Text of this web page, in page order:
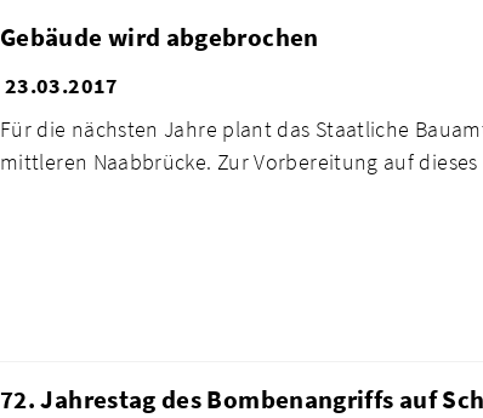
Gebäude wird abgebrochen
23.03.2017
Für die nächsten Jahre plant das Staatliche
mittleren Naabbrücke. Zur Vorbereitung auf dieses
72. Jahrestag des Bombenangriffs auf